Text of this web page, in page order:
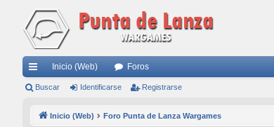
nl
Inicio (Web) Foros
Buscar Identificarse Registrarse
Inicio (Web) Foro Punta de Lanza Wargames